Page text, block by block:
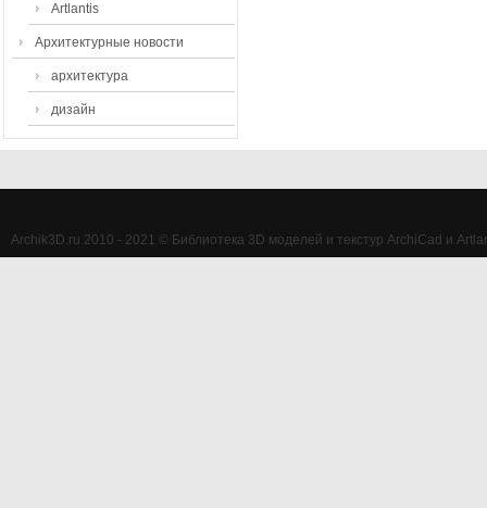
Artlantis
Архитектурные новости
архитектура
дизайн
Archik3D.ru 2010 - 2021 © Библиотека 3D моделей и текстур ArchiCad и